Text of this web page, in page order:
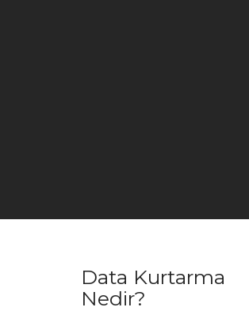
Data Kurtarma
Nedir?